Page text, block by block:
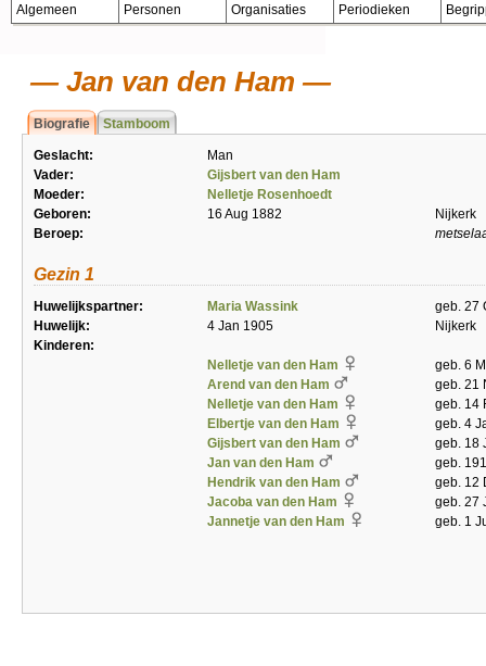
Algemeen Personen Organisaties Periodieken
Jan van den Ham
Biografie Stamboom
Geslacht:
Man
Vader:
Gijsbert van den Ham
Moeder:
Nelletje Rosenhoedt
Geboren:
16 Aug 1882
Nijkerk
Beroep:
Gezin 1
Huwelijkspartner: Maria Wassink
geb. 27
Huwelijk:
4 Jan 1905
Nijkerk
Kinderen:
Nelletje van den Ham
geb. 6
Arend van den Ham
geb. 21
Nelletje van den Ham
geb. 14
Elbertje van den Ham
geb. 4
Gijsbert van den Ham
geb. 18
Jan van den Ham
geb.
Hendrik van den Ham
geb. 12
Jacoba van den Ham
geb. 27
Jannetje van den Ham
geb. 1